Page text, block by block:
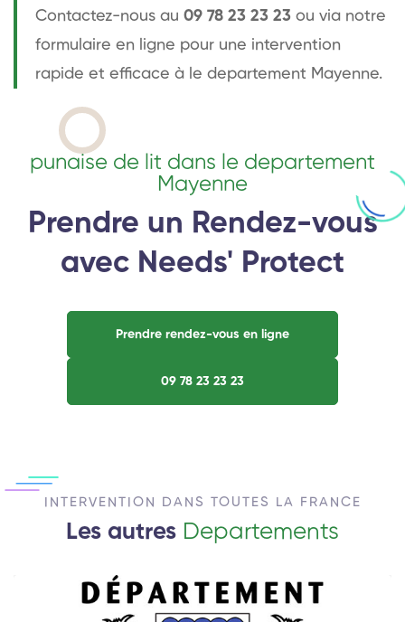
Contactez-nous au 09 78 23 23 23 ou via notre
formulaire en ligne pour une intervention
rapide et efficace à le departement Mayenne.
punaise de lit dans le departement
Mayenne
Prendre un Rendez-vous
avec Needs' Protect
Prendre rendez-vous en ligne
09 78 23 23 23
INTERVENTION DANS TOUTES LA FRANCE
Les autres Departements